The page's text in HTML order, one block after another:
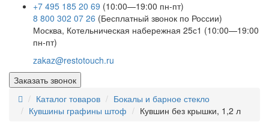
+7 495 185 20 69 (10:00—19:00 пн-пт)
8 800 302 07 26 (Бесплатный звонок по России)
Москва, Котельническая набережная 25с1 (10:00—19:00
пн-пт)
zakaz@restotouch.ru
Заказать звонок
Каталог товаров
Бокалы и барное стекло
Кувшины графины штоф
Кувшин без крышки, 1,2 л